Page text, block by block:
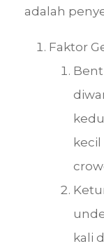
adalah
Faktor
kali